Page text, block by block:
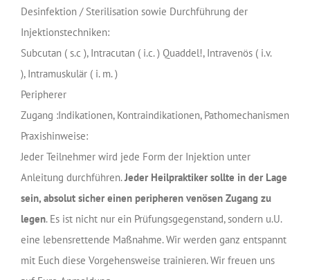
Desinfektion / Sterilisation sowie Durchführung der
Injektionstechniken:
Subcutan ( s.c ), Intracutan ( i.c. ) Quaddel!, Intravenös ( i.v.
), Intramuskulär ( i. m. )
Peripherer
Zugang :Indikationen, Kontraindikationen, Pathomechanismen
Praxishinweise:
Jeder Teilnehmer wird jede Form der Injektion unter
Anleitung durchführen.Jeder Heilpraktiker sollte in der Lage
sein, absolut sicher einen peripheren venösen Zugang zu
legen. Es ist nicht nur ein Prüfungsgegenstand, sondern u.U.
eine lebensrettende Maßnahme. Wir werden ganz entspannt
mit Euch diese Vorgehensweise trainieren. Wir freuen uns